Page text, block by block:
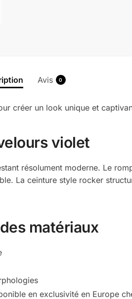
Avis 0
créer un look unique et
violet
résolument moderne. Le
La ceinture style rocker
matériaux
en exclusivité en Europe